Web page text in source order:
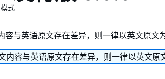
式
与英语原文存在差异，则一律以英文原文为
容与英语原文存在差异，则一律以英文原